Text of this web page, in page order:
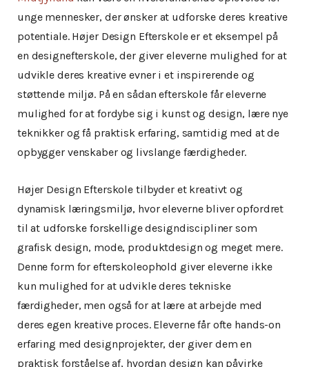
unge mennesker, der ønsker at udforske deres kreative
potentiale. Højer Design Efterskole er et eksempel på
en designefterskole, der giver eleverne mulighed for at
udvikle deres kreative evner i et inspirerende og
støttende miljø. På en sådan efterskole får eleverne
mulighed for at fordybe sig i kunst og design, lære nye
teknikker og få praktisk erfaring, samtidig med at de
opbygger venskaber og livslange færdigheder.
Højer Design Efterskole tilbyder et kreativt og
dynamisk læringsmiljø, hvor eleverne bliver opfordret
til at udforske forskellige designdiscipliner som
grafisk design, mode, produktdesign og meget mere.
Denne form for efterskoleophold giver eleverne ikke
kun mulighed for at udvikle deres tekniske
færdigheder, men også for at lære at arbejde med
deres egen kreative proces. Eleverne får ofte hands-on
erfaring med designprojekter, der giver dem en
praktisk forståelse af, hvordan design kan påvirke